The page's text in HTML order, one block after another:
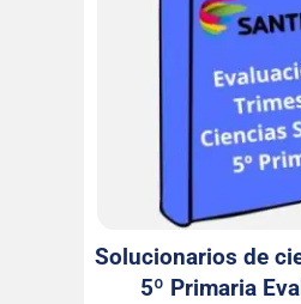
Solucionarios de
5º Primaria